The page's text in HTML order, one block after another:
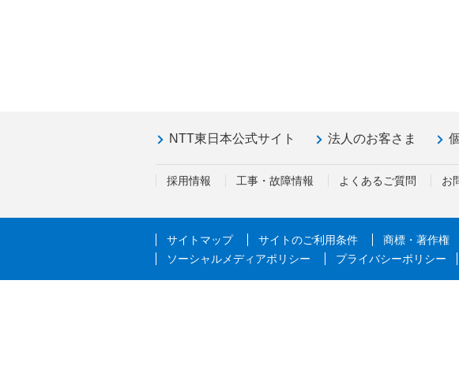
NTT東日本公式サイト 法人のお客さま
採用情報 工事・故障情報 よくあるご質問 お
サイトマップ サイトのご利用条件 商標・著作権
ソーシャルメディアポリシー
プライバシーポリシー